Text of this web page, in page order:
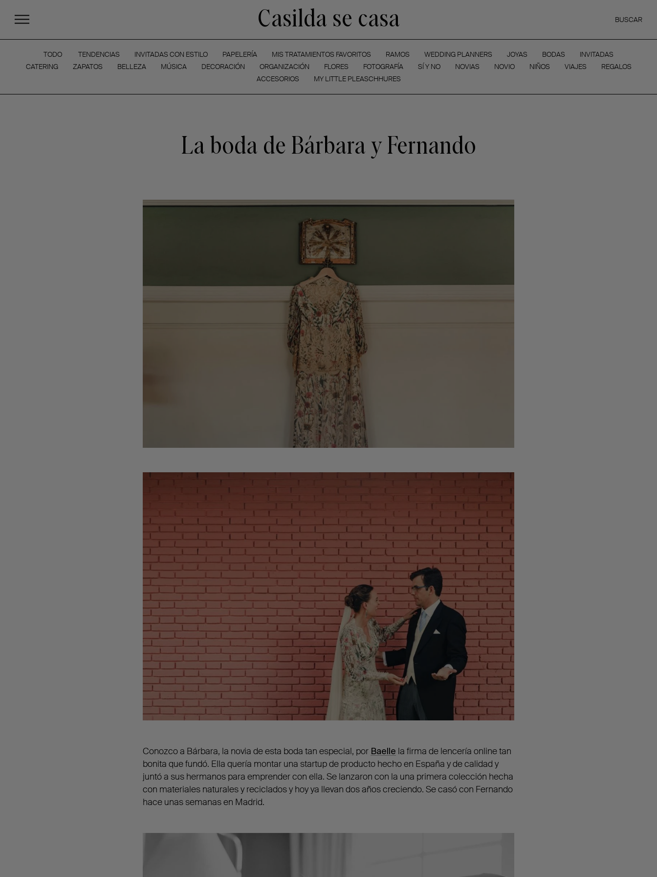
Casilda se casa BUSCAR
TODO TENDENCIAS INVITADAS CON ESTILO PAPELERÍA MIS TRATAMIENTOS FAVORITOS RAMOS WEDDING PLANNERS JOYAS BODAS
INVITADAS
CATERING
ZAPATOS BELLEZA MÚSICA DECORACIÓN ORGANIZACIÓN FLORES FOTOGRAFÍA SÍ Y NO NOVIAS NOVIO NIÑOS VIAJES
REGALOS
ACCESORIOS
MY LITTLE PLEASCHHURES
La boda de Bárbara y Fernando
Conozco a Bárbara, la novia de esta boda tan especial, por Baelle la firma de lencería online tan
bonita que fundó. Ella quería montar una startup de producto hecho en España y de calidad y
juntó a sus hermanos para emprender con ella. Se lanzaron con la una primera colección hecha
con materiales naturales y reciclados y hoy ya llevan dos años creciendo. Se casó con Fernando
hace unas semanas en Madrid.